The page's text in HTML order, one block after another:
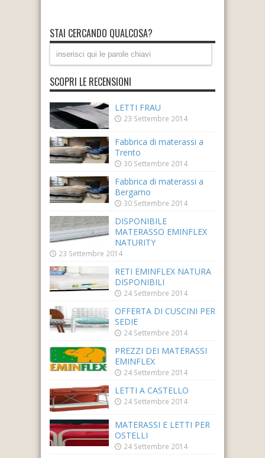
STAI CERCANDO QUALCOSA?
SCOPRI LE RECENSIONI
LETTI FRAU
23 Settembre 2014
Fabbrica di materassi a
Trento
30 Settembre 2014
Fabbrica di materassi a
Bergamo
30 Settembre 2014
DISPONIBILE
MATERASSO EMINFLEX
NATURITY
23 Settembre 2014
RETI EMINFLEX NATURA
DISPONIBILI
24 Settembre 2014
OFFERTA DI CUSCINI PER
SEDIE
24 Settembre 2014
PREZZI DEI MATERASSI
EMINFLEX
24 Settembre 2014
LETTI A CASTELLO
24 Settembre 2014
MATERASSI E LETTI PER
OSTELLI
24 Settembre 2014